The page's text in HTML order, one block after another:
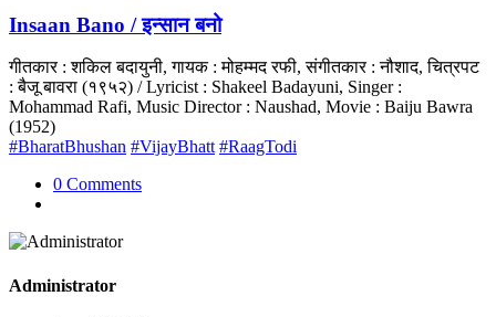
Insaan Bano / इन्सान बनो
गीतकार : शकिल बदायुनी, गायक : मोहम्मद रफी, संगीतकार : नौशाद, चित्रपट
: बैजू बावरा (१९५२) / Lyricist : Shakeel Badayuni, Singer :
Mohammad Rafi, Music Director : Naushad, Movie : Baiju Bawra
(1952)
#BharatBhushan #VijayBhatt #RaagTodi
0 Comments
Administrator